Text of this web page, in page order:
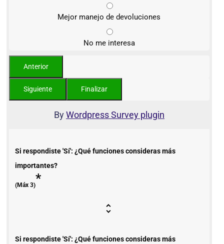
Mejor manejo de devoluciones
No me interesa
ByWordpress Survey plugin
Si respondiste 'Sí': ¿Qué funciones consideras más
importantes?
(Máx 3)*
Si respondiste 'Sí': ¿Qué funciones consideras más